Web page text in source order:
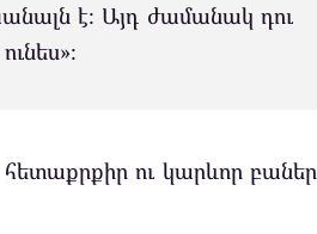
է։ Այդ ժամանակ դու
ու կարևոր բաներ